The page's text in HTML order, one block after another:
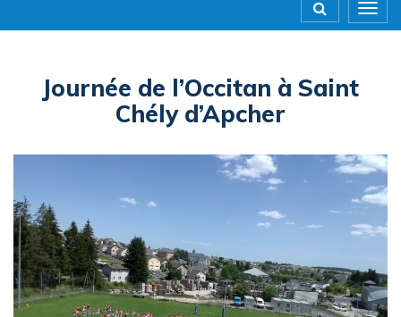
Journée de l’Occitan à Saint
Chély d’Apcher